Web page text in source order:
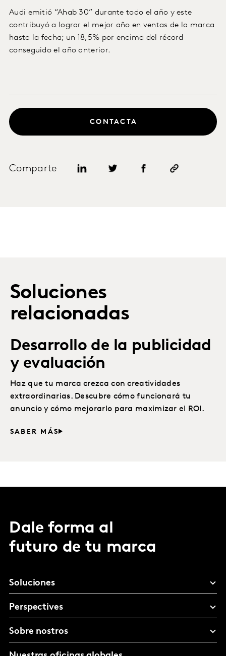
Audi emitió “Ahab 30” durante todo el año y este
contribuyó a lograr el mejor año en ventas de la marca
hasta la fecha; un 18,5% por encima del récord
conseguido el año anterior.
Comparte
CONTACTA
Soluciones
relacionadas
Desarrollo de la publicidad
y evaluación
Haz que tu marca crezca con creatividades
extraordinarias. Descubre cómo funcionará tu
anuncio y cómo mejorarlo para maximizar el ROI.
SABER MÁS
Dale forma al
futuro de tu marca
Soluciones
Perspectives
Sobre nostros